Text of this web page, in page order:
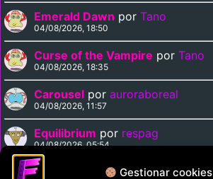
Gestionar cookies
Emerald Dawn por Tano
04/08/2026, 18:50
Curse of the Vampire por Tano
04/08/2026, 18:35
Carousel por auroraboreal
04/08/2026, 11:57
Equilibrium por respag
04/08/2026, 05:54
Midnight Expressporrespag